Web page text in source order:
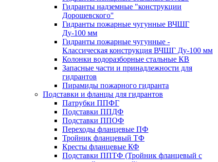
Гидранты надземные "конструкции
Дорошевского"
Гидранты пожарные чугунные ВЧШГ
Ду-100 мм
Гидранты пожарные чугунные -
Классическая конструкция ВЧШГ Ду-100 мм
Колонки водоразборные стальные КВ
Запасные части и принадлежности для
гидрантов
Пирамиды пожарного гидранта
Подставки и фланцы для гидрантов
Патрубки ППФГ
Подставки ППДФ
Подставки ППОФ
Переходы фланцевые ПФ
Тройник фланцевый ТФ
Кресты фланцевые КФ
Подставки ППТФ (Тройник фланцевый с